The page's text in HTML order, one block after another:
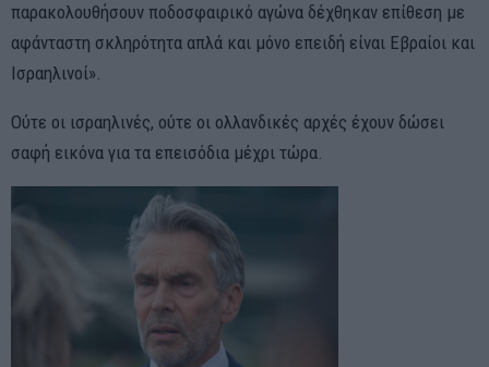
παρακολουθήσουν ποδοσφαιρικό αγώνα δέχθηκαν επίθεση με
αφάνταστη σκληρότητα απλά και μόνο επειδή είναι Εβραίοι και
Ισραηλινοί».
Ούτε οι ισραηλινές, ούτε οι ολλανδικές αρχές έχουν δώσει
σαφή εικόνα για τα επεισόδια μέχρι τώρα.